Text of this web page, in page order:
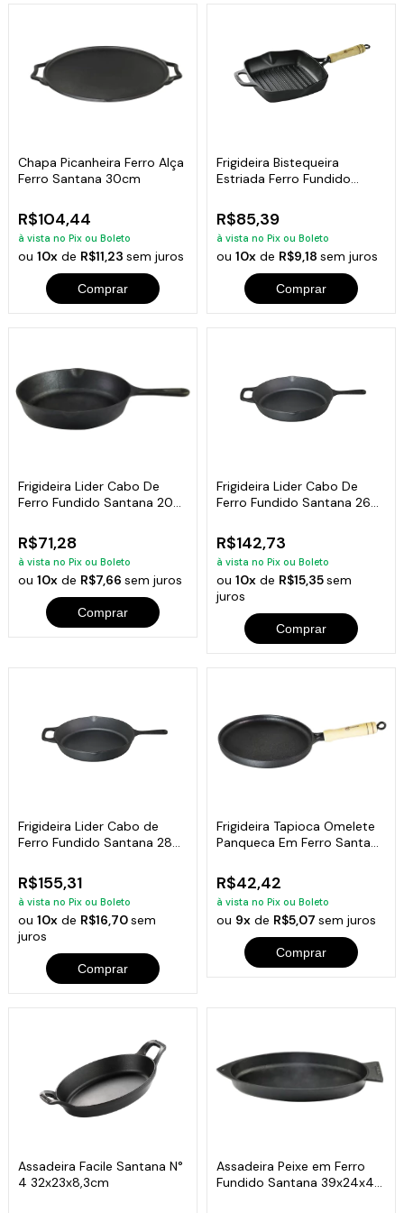
Chapa Picanheira Ferro Alça
Ferro Santana 30cm
R$104,44
à vista no Pix ou Boleto
ou10x de R$11,23sem juros
Comprar
Frigideira Bistequeira
Estriada Ferro Fundido
R$85,39
à vista no Pix ou Boleto
ou 10xde R$9,18 sem juros
Comprar
Frigideira Lider Cabo De
Ferro Fundido Santana 20
R$71,28
à vista no Pix ou Boleto
ou10x de R$7,66sem juros
Comprar
Frigideira Lider Cabo De
Ferro Fundido Santana 26
R$142,73
à vista no Pix ou Boleto
ou 10xde R$15,35sem
juros
Comprar
Frigideira Lider Cabo de
Ferro Fundido Santana 28
R$155,31
à vista no Pix ou Boleto
ou10x de R$16,70sem
juros
Comprar
Frigideira Tapioca Omelete
Panqueca Em Ferro Santana
R$42,42
à vista no Pix ou Boleto
ou 9xde R$5,07 sem juros
Comprar
Assadeira Facile Santana N°
4 32x23x8,3cm
Assadeira Peixe em Ferro
Fundido Santana 39x24x4